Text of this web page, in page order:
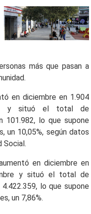
más que pasan a
en diciembre en 1.904
y situó el total de
101.982, lo que supone
un 10,05%, según datos
Social.
en diciembre en
y situó el total de
lo que supone
un 7,86%.